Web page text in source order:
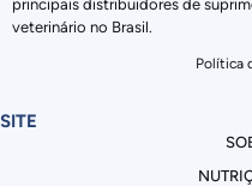
principais distribuidores de
veterinário no Brasil.
Política
SITE